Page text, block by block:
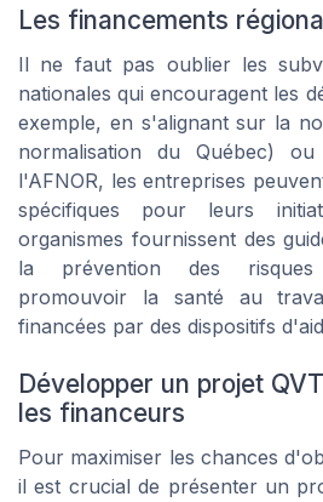
Les financements
Il ne faut pas oublier les
nationales qui encouragent les
exemple, en s'alignant sur la
normalisation du Québec)
l'AFNOR, les entreprises
spécifiques pour leurs
organismes fournissent des
la prévention des risques
promouvoir la santé au
financées par des dispositifs
Développer un projet
les financeurs
Pour maximiser les chances
il est crucial de présenter un